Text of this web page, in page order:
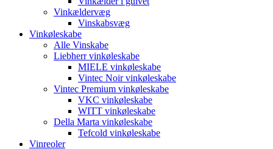
Vinkældervæg
Vinskabsvæg
Vinkøleskabe
Alle Vinskabe
Liebherr vinkøleskabe
MIELE vinkøleskabe
Vintec Noir vinkøleskabe
Vintec Premium vinkøleskabe
VKC vinkøleskabe
WITT vinkøleskabe
Della Marta vinkøleskabe
Tefcold vinkøleskabe
Vinreoler